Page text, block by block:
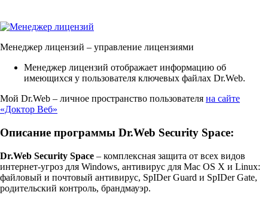
Менеджер лицензий – управление лицензиями
Менеджер лицензий отображает информацию об
имеющихся у пользователя ключевых файлах Dr.Web.
Мой Dr.Web – личное пространство пользователя на сайте
«Доктор Веб»
Описание программы Dr.Web Security Space:
Dr.Web Security Space – комплексная защита от всех видов
интернет-угроз для Windows, антивирус для Mac OS X и Linux:
файловый и почтовый антивирус, SpIDer Guard и SpIDer Gate,
родительский контроль, брандмауэр.